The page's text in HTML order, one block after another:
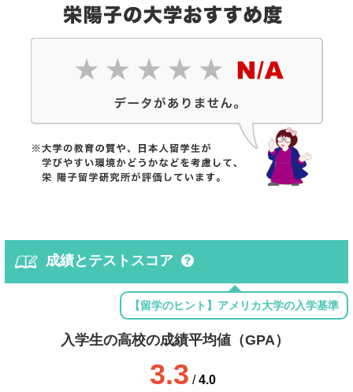
成績とテストスコア
【留学のヒント】アメリカ大学の入学基準
入学生の高校の成績平均値（GPA）
3.3 /4.0